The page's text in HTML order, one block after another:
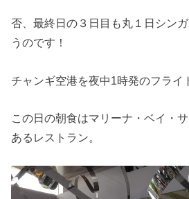
否、最終日の３日目も丸１日シン
うのです！
チャンギ空港を夜中1時発のフライ
この日の朝食はマリーナ・ベイ・
あるレストラン。